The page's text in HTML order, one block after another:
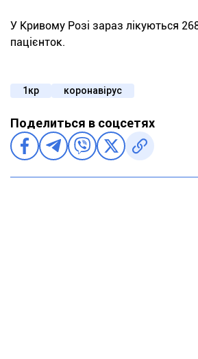
У Кривому Розі зараз лікуються
пацієнток.
1кр коронавірус
Поделиться в соцсетях